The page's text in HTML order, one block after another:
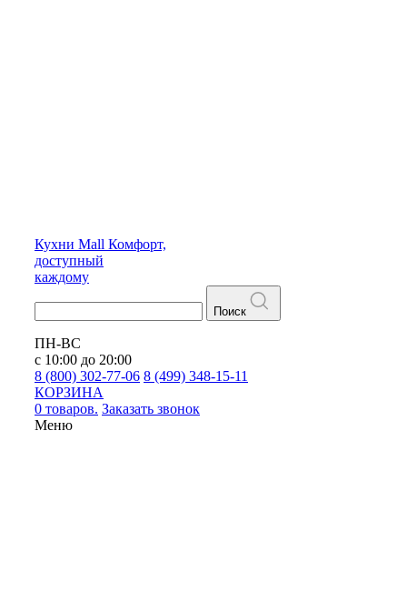
Кухни Mall Комфорт,
доступный
каждому
Поиск
ПН-ВС
с 10:00 до 20:00
8 (800) 302-77-06 8 (499) 348-15-11
КОРЗИНА
0 товаров. Заказать звонок
Меню